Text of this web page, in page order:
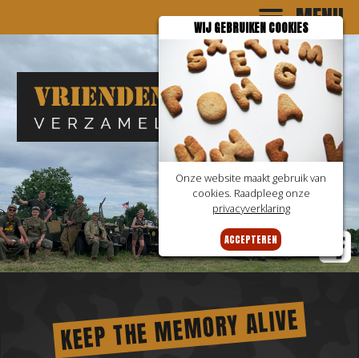
WIJ GEBRUIKEN COOKIES
Onze website maakt gebruik van
cookies. Raadpleeg onze
privacyverklaring
ACCEPTEREN
MENU
KEEP THE MEMORY ALIVE